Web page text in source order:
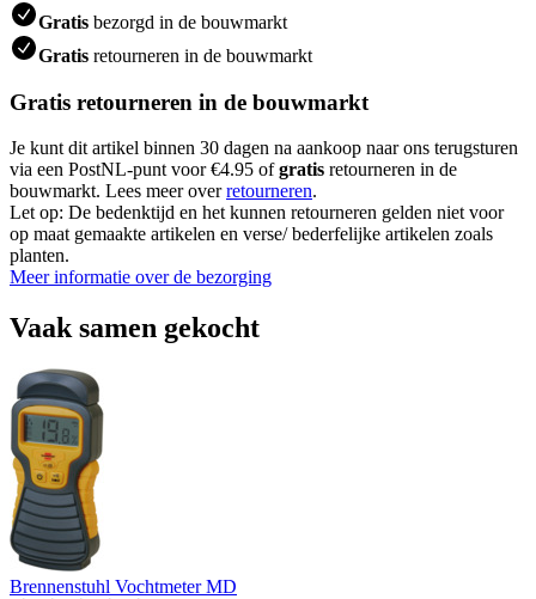
Gratis bezorgd in de bouwmarkt
Gratis retourneren in de bouwmarkt
Gratis retourneren in de bouwmarkt
Je kunt dit artikel binnen 30 dagen na aankoop naar ons terugsturen
via een PostNL-punt voor €4.95 ofgratis retourneren in de
bouwmarkt. Lees meer overretourneren.
Let op: De bedenktijd en het kunnen retourneren gelden niet voor
op maat gemaakte artikelen en verse/ bederfelijke artikelen zoals
planten.
Meer informatie over de bezorging
Vaak samen gekocht
Brennenstuhl Vochtmeter MD